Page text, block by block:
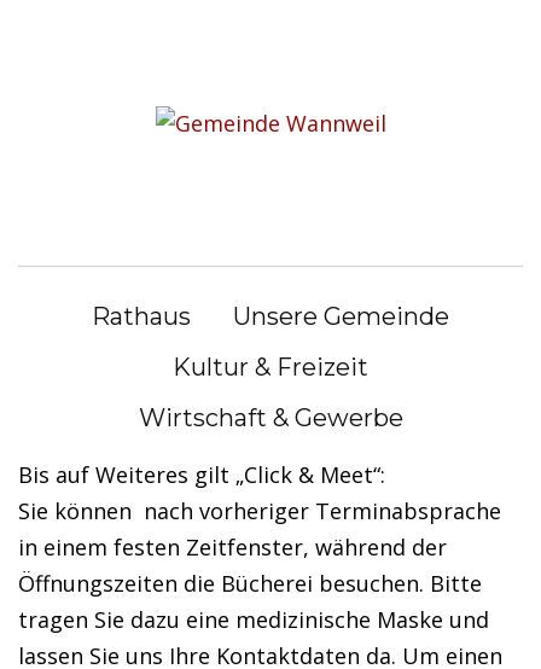
Rathaus
Unsere Gemeinde
Kultur & Freizeit
Wirtschaft & Gewerbe
Besuch der Bücherei
Aufgrund der gültigen Corona-Verordnung zur
nach vorheriger Terminabsprache
werden.
Bis auf Weiteres gilt „Click & Meet“:
Sie können nach vorheriger Terminabsprache
in einem festen Zeitfenster, während der
Öffnungszeiten die Bücherei besuchen. Bitte
tragen Sie dazu eine medizinische Maske und
lassen Sie uns Ihre Kontaktdaten da. Um einen